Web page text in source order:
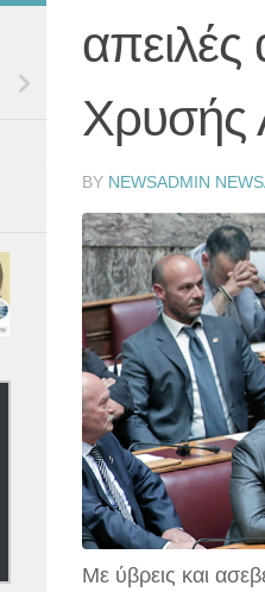
Χρυσής
BY NEWSADMIN
Με ύβρεις και